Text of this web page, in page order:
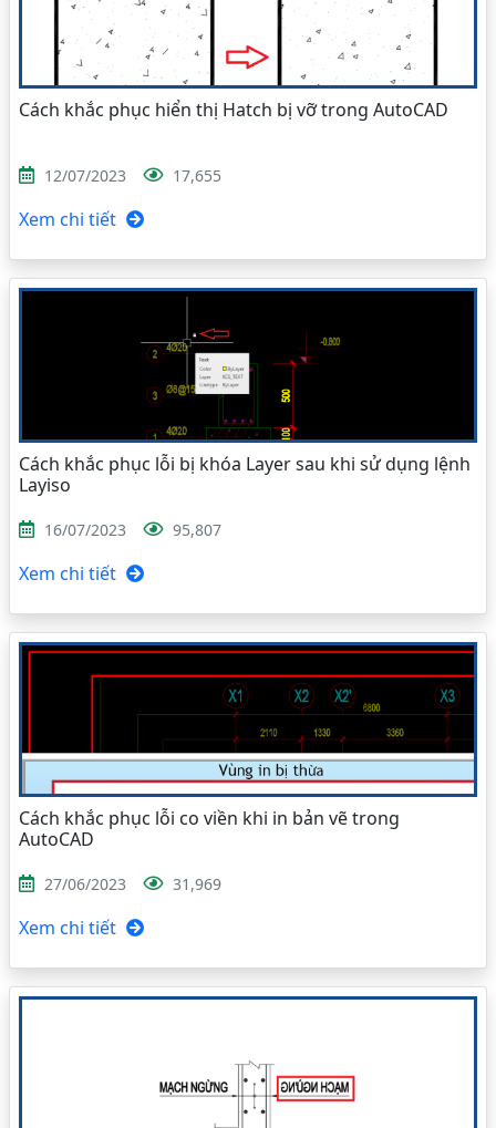
Cách khắc phục hiển thị Hatch bị vỡ trong AutoCAD
12/07/2023 17,655
Xem chi tiết
Cách khắc phục lỗi bị khóa Layer sau khi sử dụng lệnh
Layiso
16/07/2023 95,807
Xem chi tiết
Cách khắc phục lỗi co viền khi in bản vẽ trong
AutoCAD
27/06/2023 31,969
Xem chi tiết